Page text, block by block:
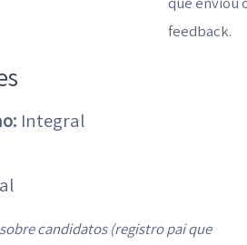
feedback.
Integral
candidatos (registro pai que